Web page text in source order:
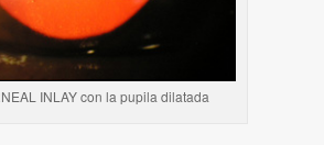
INLAY con la pupila dilatada